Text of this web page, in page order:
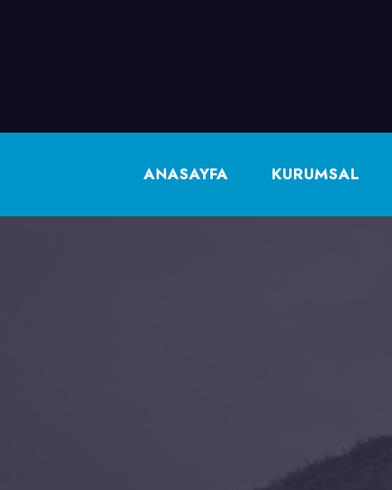
ANASAYFA KURUMSAL